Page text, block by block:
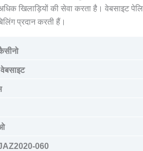
खिलाड़ियों की सेवा करता है। वेबसाइट
प्रदान करती हैं।
वेबसाइट
060